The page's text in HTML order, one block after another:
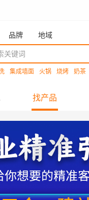
品牌 地域
集成墙面 火锅 烧烤 奶茶
找产品